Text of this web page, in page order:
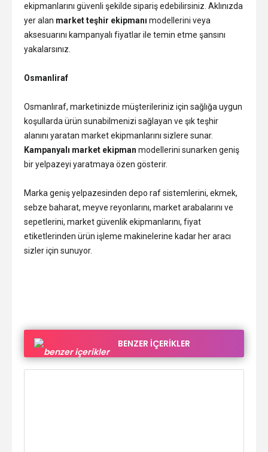
ekipmanlarını güvenli şekilde sipariş edebilirsiniz. Aklınızda
yer alan market teşhir ekipmanı modellerini veya
aksesuarını kampanyalı fiyatlar ile temin etme şansını
yakalarsınız.
Osmanliraf
Osmanlıraf, marketinizde müşterileriniz için sağlığa uygun
koşullarda ürün sunabilmenizi sağlayan ve şık teşhir
alanını yaratan market ekipmanlarını sizlere sunar.
Kampanyalı market ekipman modellerini sunarken geniş
bir yelpazeyi yaratmaya özen gösterir.
Marka geniş yelpazesinden depo raf sistemlerini, ekmek,
sebze baharat, meyve reyonlarını, market arabalarını ve
sepetlerini, market güvenlik ekipmanlarını, fiyat
etiketlerinden ürün işleme makinelerine kadar her aracı
sizler için sunuyor.
BENZER İÇERİKLER